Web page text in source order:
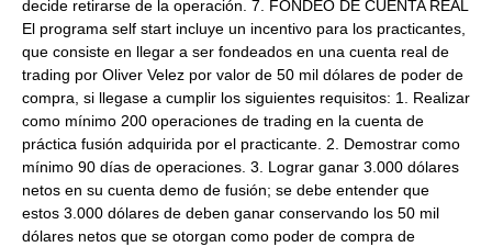
decide retirarse de la operación. 7. FONDEO DE CUENTA REAL
El programa self start incluye un incentivo para los practicantes,
que consiste en llegar a ser fondeados en una cuenta real de
trading por Oliver Velez por valor de 50 mil dólares de poder de
compra, si llegase a cumplir los siguientes requisitos: 1. Realizar
como mínimo 200 operaciones de trading en la cuenta de
práctica fusión adquirida por el practicante. 2. Demostrar como
mínimo 90 días de operaciones. 3. Lograr ganar 3.000 dólares
netos en su cuenta demo de fusión; se debe entender que
estos 3.000 dólares de deben ganar conservando los 50 mil
dólares netos que se otorgan como poder de compra de